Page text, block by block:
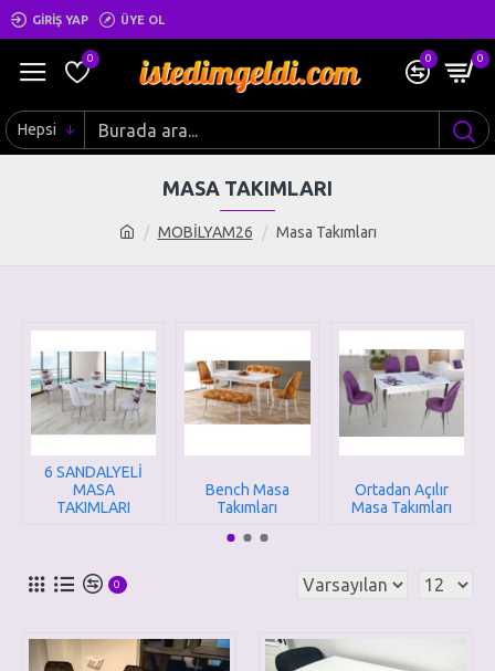
GIRIŞ YAP ÜYE OL
0 0 0
Hepsi
MOBİLYAM26 Masa Takımları
MASA TAKIMLARI
6 SANDALYELİ
MASA
TAKIMLARI
Bench Masa
Takımları
Ortadan Açılır
Masa Takımları
0